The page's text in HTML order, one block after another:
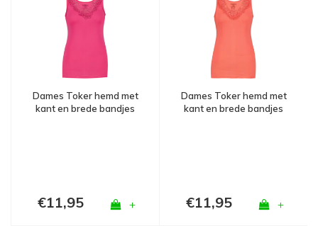
Dames Toker hemd met
kant en brede bandjes
€11,95 +
Dames Toker hemd met
kant en brede bandjes
€11,95 +